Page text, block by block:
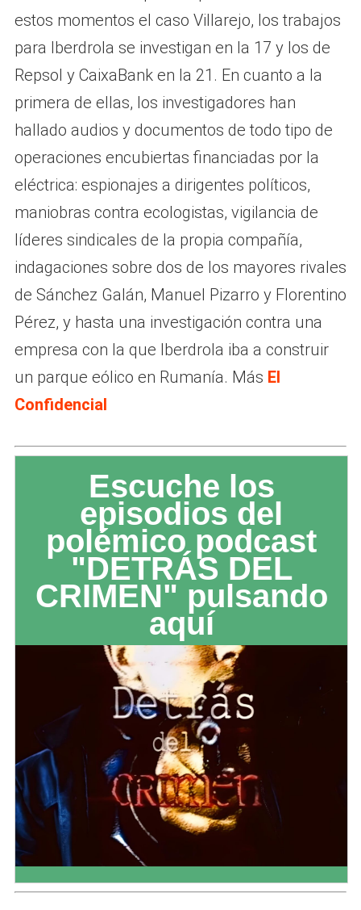
estos momentos el caso Villarejo, los trabajos
para Iberdrola se investigan en la 17 y los de
Repsol y CaixaBank en la 21. En cuanto a la
primera de ellas, los investigadores han
hallado audios y documentos de todo tipo de
operaciones encubiertas financiadas por la
eléctrica: espionajes a dirigentes políticos,
maniobras contra ecologistas, vigilancia de
líderes sindicales de la propia compañía,
indagaciones sobre dos de los mayores rivales
de Sánchez Galán, Manuel Pizarro y Florentino
Pérez, y hasta una investigación contra una
empresa con la que Iberdrola iba a construir
un parque eólico en Rumanía. Más El
Confidencial
Escuche los
episodios del
polémico podcast
"DETRÁS DEL
CRIMEN" pulsando
aquí